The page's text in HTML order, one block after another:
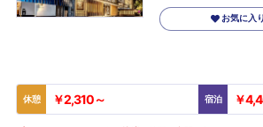
お気に入
休憩 ￥2,310～ 宿泊 ￥